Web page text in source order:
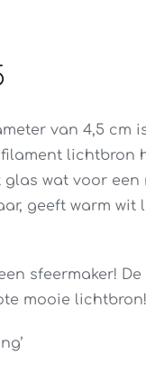
van 4,5 cm
filament lichtbron
wat voor een
geeft warm wit
sfeermaker!
mooie lichtbron!